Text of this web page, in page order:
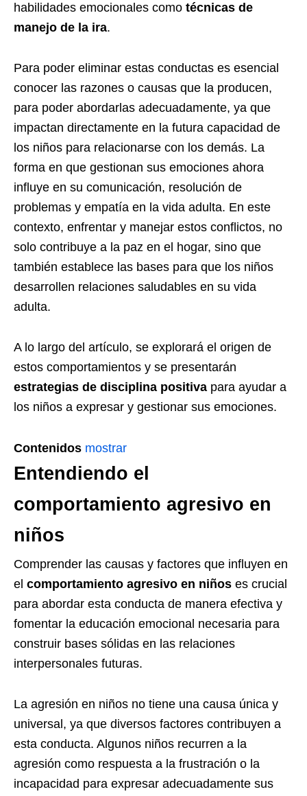
habilidades emocionales como técnicas de
manejo de la ira.
Para poder eliminar estas conductas es esencial
conocer las razones o causas que la producen,
para poder abordarlas adecuadamente, ya que
impactan directamente en la futura capacidad de
los niños para relacionarse con los demás. La
forma en que gestionan sus emociones ahora
influye en su comunicación, resolución de
problemas y empatía en la vida adulta. En este
contexto, enfrentar y manejar estos conflictos, no
solo contribuye a la paz en el hogar, sino que
también establece las bases para que los niños
desarrollen relaciones saludables en su vida
adulta.
A lo largo del artículo, se explorará el origen de
estos comportamientos y se presentarán
estrategias de disciplina positiva para ayudar a
los niños a expresar y gestionar sus emociones.
Contenidos mostrar
Entendiendo el
comportamiento agresivo en
niños
Comprender las causas y factores que influyen en
el comportamiento agresivo en niños es crucial
para abordar esta conducta de manera efectiva y
fomentar la educación emocional necesaria para
construir bases sólidas en las relaciones
interpersonales futuras.
La agresión en niños no tiene una causa única y
universal, ya que diversos factores contribuyen a
esta conducta. Algunos niños recurren a la
agresión como respuesta a la frustración o la
incapacidad para expresar adecuadamente sus